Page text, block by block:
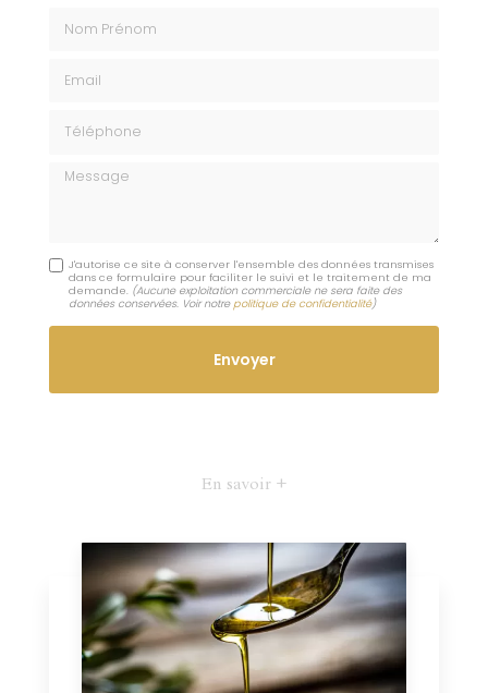
Message
J'autorise ce site à conserver l'ensemble des données transmises
dans ce formulaire pour faciliter le suivi et le traitement de ma
demande. (Aucune exploitation commerciale ne sera faite des
données conservées. Voir notre politique de confidentialité)
En savoir +